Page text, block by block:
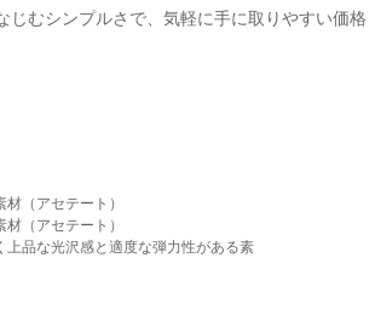
じむシンプルさで、気軽に手に取りやすい価格
（アセテート）
（アセテート）
上品な光沢感と適度な弾力性がある素